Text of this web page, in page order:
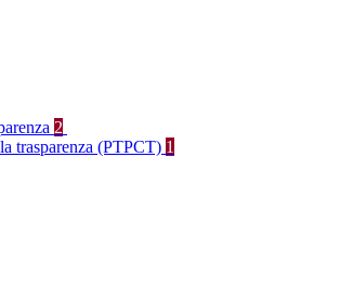
2
trasparenza (PTPCT) 1